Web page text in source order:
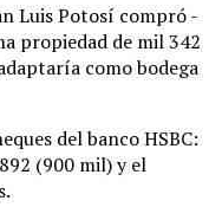
Luis Potosí compró -
propiedad de mil 342
como bodega
del banco HSBC:
(900 mil) y el